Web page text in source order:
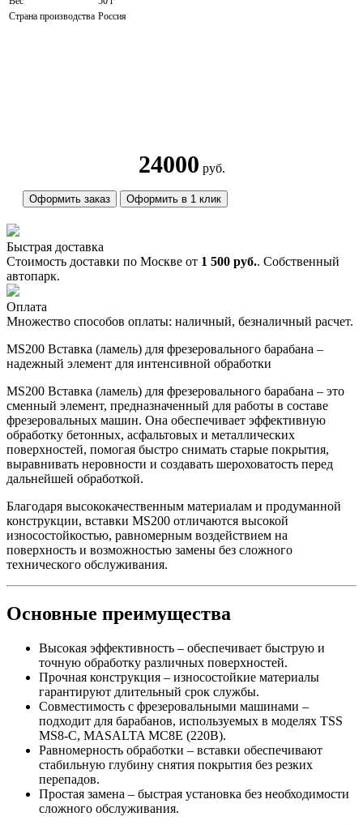
Страна производства Россия
24000 руб.
Оформить заказ Оформить в 1 клик
Быстрая доставка
Стоимость доставки по Москве от 1 500 руб.. Собственный
автопарк.
Оплата
Множество способов оплаты: наличный, безналичный расчет.
MS200 Вставка (ламель) для фрезеровального барабана –
надежный элемент для интенсивной обработки
MS200 Вставка (ламель) для фрезеровального барабана – это
сменный элемент, предназначенный для работы в составе
фрезеровальных машин. Она обеспечивает эффективную
обработку бетонных, асфальтовых и металлических
поверхностей, помогая быстро снимать старые покрытия,
выравнивать неровности и создавать шероховатость перед
дальнейшей обработкой.
Благодаря высококачественным материалам и продуманной
конструкции, вставки MS200 отличаются высокой
износостойкостью, равномерным воздействием на
поверхность и возможностью замены без сложного
технического обслуживания.
Основные преимущества
Высокая эффективность – обеспечивает быструю и
точную обработку различных поверхностей.
Прочная конструкция – износостойкие материалы
гарантируют длительный срок службы.
Совместимость с фрезеровальными машинами –
подходит для барабанов, используемых в моделях TSS
MS8-C, MASALTA МС8Е (220В).
Равномерность обработки – вставки обеспечивают
стабильную глубину снятия покрытия без резких
перепадов.
Простая замена – быстрая установка без необходимости
сложного обслуживания.